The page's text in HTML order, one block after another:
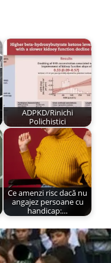
ADPKD/Rinichi
Polichistici
Ce amenzi risc dacă nu
angajez persoane cu
handicap:…